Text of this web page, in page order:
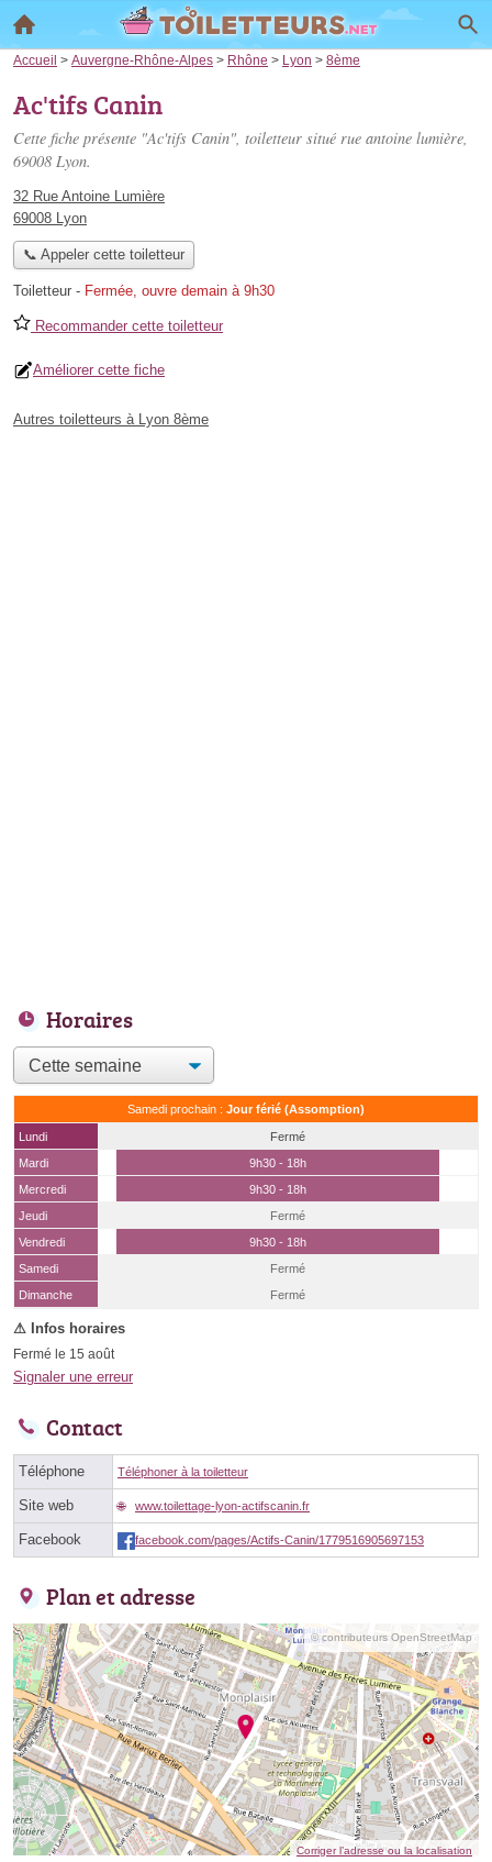
Accueil > Auvergne-Rhône-Alpes > Rhône > Lyon > 8ème
Ac'tifs Canin
Cette fiche présente "Ac'tifs Canin", toiletteur situé rue antoine lumière,
69008 Lyon.
32 Rue Antoine Lumière
69008 Lyon
📞 Appeler cette toiletteur
Toiletteur - Fermée, ouvre demain à 9h30
Recommander cette toiletteur
Améliorer cette fiche
Autres toiletteurs à Lyon 8ème
Horaires
Samedi prochain : Jour férié (Assomption)
Lundi
Fermé
Mardi
9h30 - 18h
Mercredi
9h30 - 18h
Jeudi
Fermé
Vendredi
9h30 - 18h
Samedi
(15 août)
Fermé
Dimanche
Fermé
Fermé le 15 août
Signaler une erreur
Contact
Téléphone Téléphoner à la toiletteur
Site web www.toilettage-lyon-actifscanin.fr
Facebook facebook.com/pages/Actifs-Canin/1779516905697153
Plan et adresse
© contributeurs OpenStreetMap
Corriger l’adresse ou la localisation